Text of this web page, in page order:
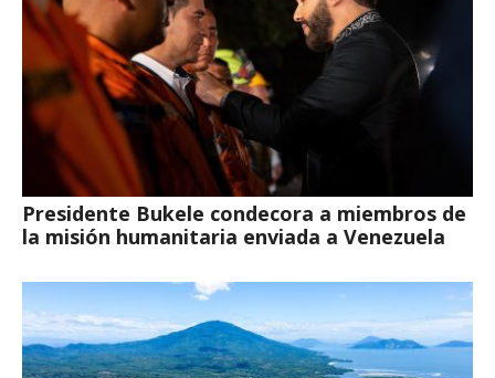
Presidente Bukele condecora a miembros de
la misión humanitaria enviada a Venezuela